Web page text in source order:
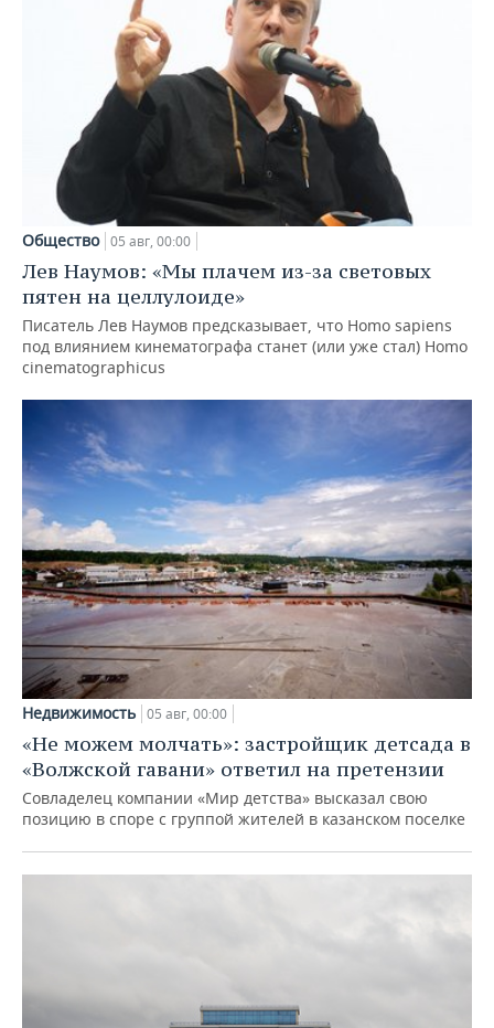
Общество 05 авг, 00:00
Лев Наумов: «Мы плачем из-за световых
пятен на целлулоиде»
Писатель Лев Наумов предсказывает, что Homo sapiens
под влиянием кинематографа станет (или уже стал) Homo
cinematographicus
Недвижимость 05 авг, 00:00
«Не можем молчать»: застройщик детсада в
«Волжской гавани» ответил на претензии
Совладелец компании «Мир детства» высказал свою
позицию в споре с группой жителей в казанском поселке